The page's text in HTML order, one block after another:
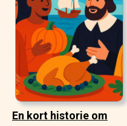
En kort historie om